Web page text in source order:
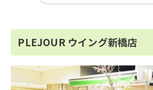
PLEJOUR ウイング新橋店